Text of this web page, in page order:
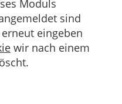
Moduls
sind
eingeben
wir nach einem